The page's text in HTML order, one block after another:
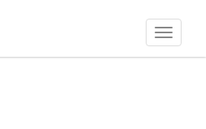
Zobrazit
navigaci